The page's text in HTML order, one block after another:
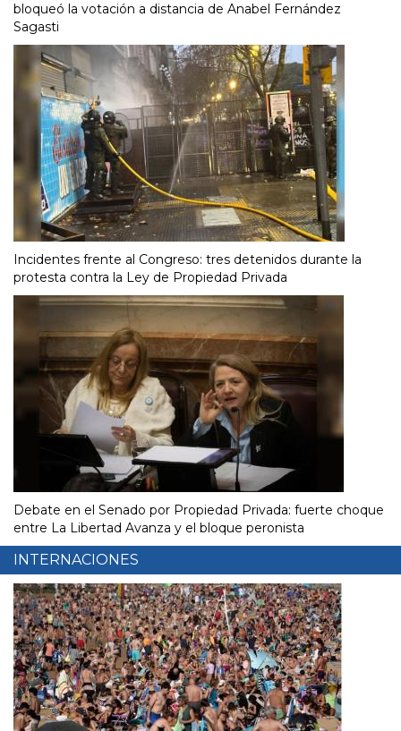
bloqueó la votación a distancia de Anabel Fernández
Sagasti
Incidentes frente al Congreso: tres detenidos durante la
protesta contra la Ley de Propiedad Privada
Debate en el Senado por Propiedad Privada: fuerte choque
entre La Libertad Avanza y el bloque peronista
INTERNACIONES